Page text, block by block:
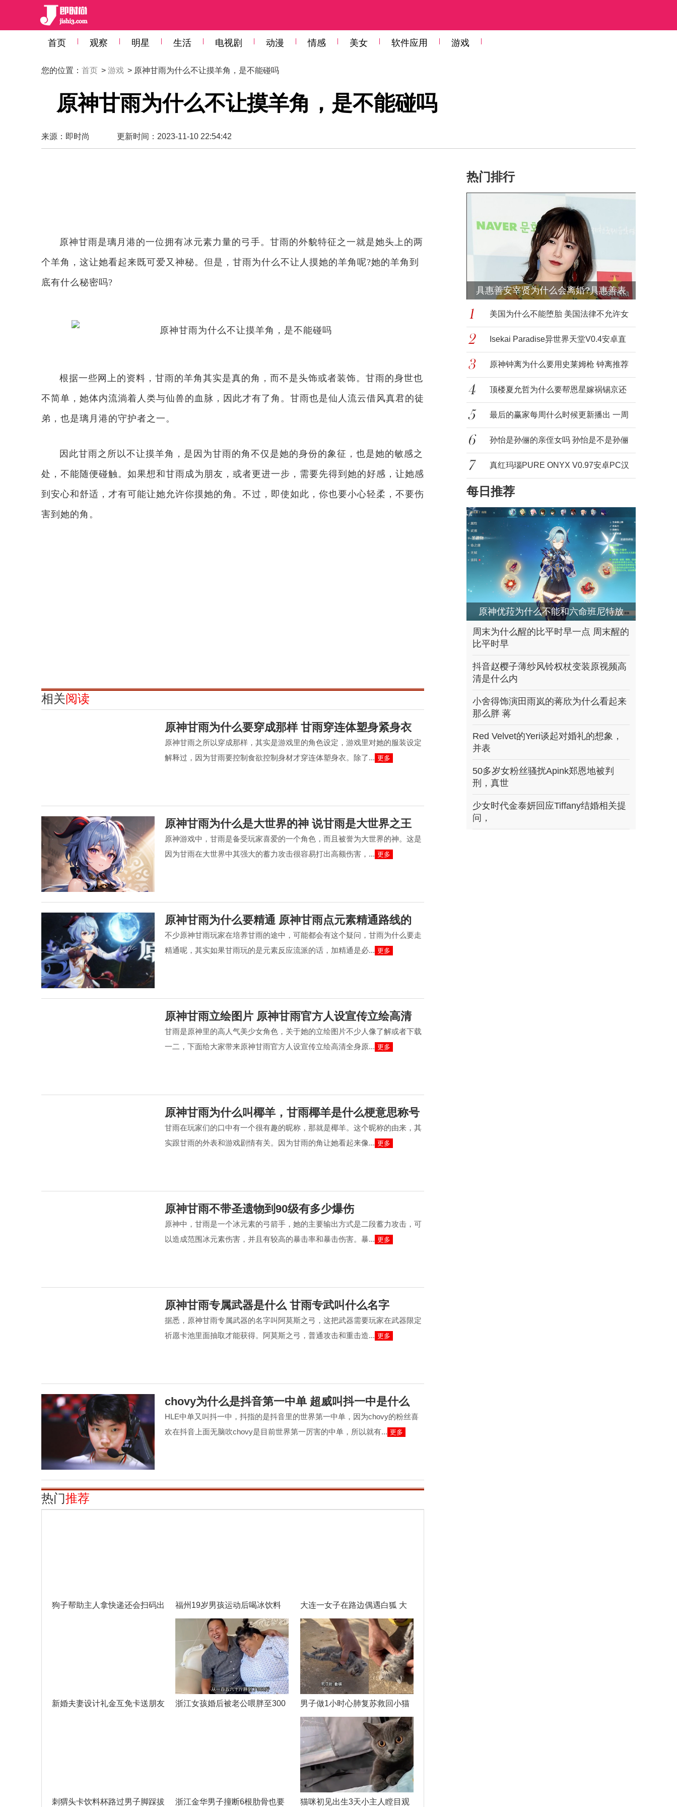
首页 观察 明星 生活 电视剧 动漫 情感 美女 软件应用 游戏
您的位置： 首页 > 游戏 > 原神甘雨为什么不让摸羊角，是不能碰吗
原神甘雨为什么不让摸羊角，是不能碰吗
来源： 即时尚 更新时间：2023-11-10 22:54:42
原神甘雨是璃月港的一位拥有冰元素力量的弓手。甘雨的外貌特征之一就是她头上的两
个羊角，这让她看起来既可爱又神秘。但是，甘雨为什么不让人摸她的羊角呢?她的羊角到
底有什么秘密吗?
根据一些网上的资料，甘雨的羊角其实是真的角，而不是头饰或者装饰。甘雨的身世也
不简单，她体内流淌着人类与仙兽的血脉，因此才有了角。甘雨也是仙人流云借风真君的徒
弟，也是璃月港的守护者之一。
因此甘雨之所以不让摸羊角，是因为甘雨的角不仅是她的身份的象征，也是她的敏感之
处，不能随便碰触。如果想和甘雨成为朋友，或者更进一步，需要先得到她的好感，让她感
到安心和舒适，才有可能让她允许你摸她的角。不过，即使如此，你也要小心轻柔，不要伤
害到她的角。
相关阅读
原神甘雨为什么要穿成那样 甘雨穿连体塑身紧身衣
原神甘雨之所以穿成那样，其实是游戏里的角色设定，游戏里对她的服装设定
解释过，因为甘雨要控制食欲控制身材才穿连体塑身衣。除了... 更多
原神甘雨为什么是大世界的神 说甘雨是大世界之王
原神游戏中，甘雨是备受玩家喜爱的一个角色，而且被誉为大世界的神。这是
因为甘雨在大世界中其强大的蓄力攻击很容易打出高额伤害，... 更多
原神甘雨为什么要精通 原神甘雨点元素精通路线的
不少原神甘雨玩家在培养甘雨的途中，可能都会有这个疑问，甘雨为什么要走
精通呢，其实如果甘雨玩的是元素反应流派的话，加精通是必... 更多
原神甘雨立绘图片 原神甘雨官方人设宣传立绘高清
甘雨是原神里的高人气美少女角色，关于她的立绘图片不少人像了解或者下载
一二，下面给大家带来原神甘雨官方人设宣传立绘高清全身原... 更多
原神甘雨为什么叫椰羊，甘雨椰羊是什么梗意思称号
甘雨在玩家们的口中有一个很有趣的昵称，那就是椰羊。这个昵称的由来，其
实跟甘雨的外表和游戏剧情有关。因为甘雨的角让她看起来像... 更多
原神甘雨不带圣遗物到90级有多少爆伤
原神中，甘雨是一个冰元素的弓箭手，她的主要输出方式是二段蓄力攻击，可
以造成范围冰元素伤害，并且有较高的暴击率和暴击伤害。暴... 更多
原神甘雨专属武器是什么 甘雨专武叫什么名字
据悉，原神甘雨专属武器的名字叫阿莫斯之弓，这把武器需要玩家在武器限定
祈愿卡池里面抽取才能获得。阿莫斯之弓，普通攻击和重击造... 更多
chovy为什么是抖音第一中单 超威叫抖一中是什么
HLE中单又叫抖一中，抖指的是抖音里的世界第一中单，因为chovy的粉丝喜
欢在抖音上面无脑吹chovy是目前世界第一厉害的中单，所以就有... 更多
热门推荐
狗子帮助主人拿快递还会扫码出 福州19岁男孩运动后喝冰饮料 大连一女子在路边偶遇白狐 大
新婚夫妻设计礼金互免卡送朋友 浙江女孩婚后被老公喂胖至300 男子做1小时心肺复苏救回小猫
刺猬头卡饮料杯路过男子脚踩拔 浙江金华男子撞断6根肋骨也要 猫咪初见出生3天小主人瞠目观
热门排行
具惠善安宰贤为什么会离婚?具惠善表
美国为什么不能堕胎 美国法律不允许女
性堕
Isekai Paradise异世界天堂V0.4安卓直
装汉
原神钟离为什么要用史莱姆枪 钟离推荐
带史
顶楼夏允哲为什么要帮恩星嫁祸锡京还
找替罪
最后的赢家每周什么时候更新播出 一周
更新
孙怡是孙俪的亲侄女吗 孙怡是不是孙俪
的亲
真红玛瑙PURE ONYX V0.97安卓PC汉
化版啥
每日推荐
原神优菈为什么不能和六命班尼特放
在一起，同队
周末为什么醒的比平时早一点 周末醒的
比平时早
抖音赵樱子薄纱风铃权杖变装原视频高
清是什么内
小舍得饰演田雨岚的蒋欣为什么看起来
那么胖 蒋
Red Velvet的Yeri谈起对婚礼的想象，
并表
50多岁女粉丝骚扰Apink郑恩地被判
刑，真世
少女时代金泰妍回应Tiffany结婚相关提
问，